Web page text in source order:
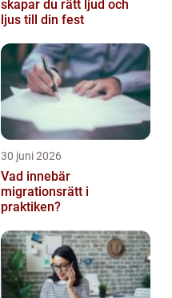
skapar du rätt ljud och
ljus till din fest
30 juni 2026
Vad innebär
migrationsrätt i
praktiken?